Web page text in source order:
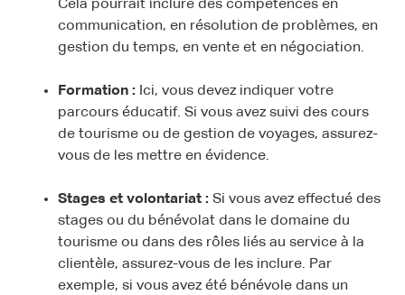
Cela pourrait inclure des compétences en
communication, en résolution de problèmes, en
gestion du temps, en vente et en négociation.
Formation : Ici, vous devez indiquer votre
parcours éducatif. Si vous avez suivi des cours
de tourisme ou de gestion de voyages, assurez-
vous de les mettre en évidence.
Stages et volontariat : Si vous avez effectué des
stages ou du bénévolat dans le domaine du
tourisme ou dans des rôles liés au service à la
clientèle, assurez-vous de les inclure. Par
exemple, si vous avez été bénévole dans un